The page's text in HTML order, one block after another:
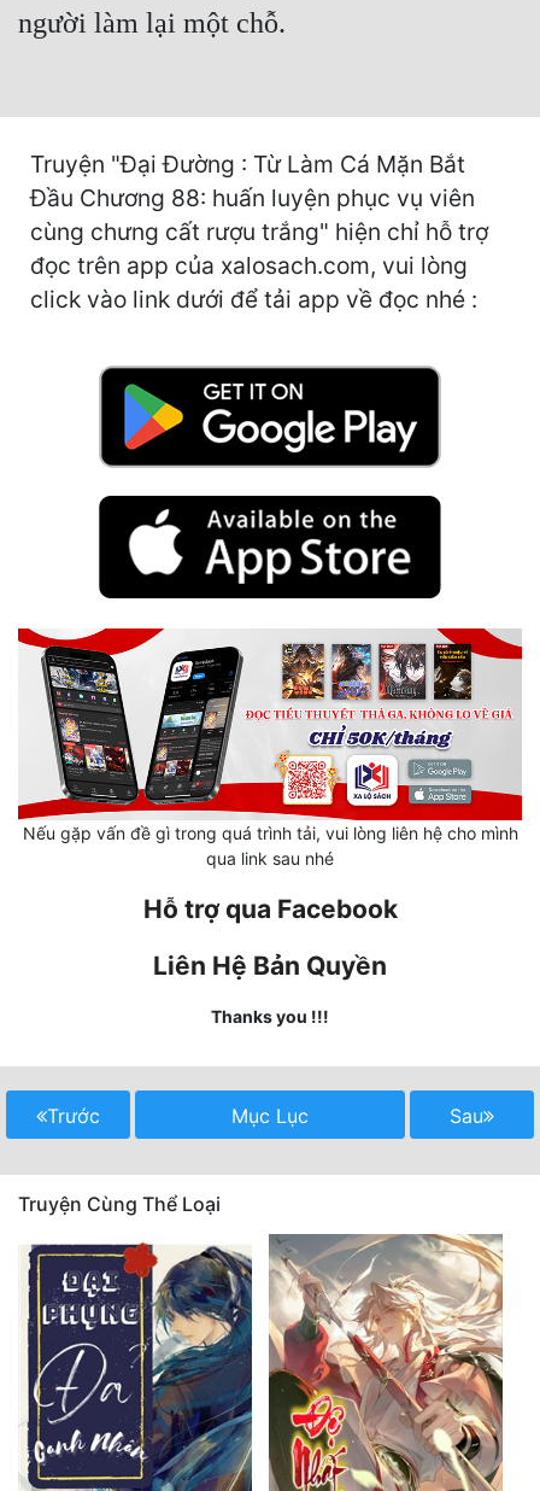
Dị Giới
Góc Nhìn Nam
Góc Nhìn Nữ
Huyền Huyễn
Kinh Dị
Kiếm Hiệp
Kỳ Huyễn
Kỳ Ảo
Mỹ Thực
Ngôn Tình
Nữ Phụ
Phong Thủy - Tâm Linh
Phương Tây
Phản Phái
Quan Trường
người làm lại một chỗ.
Truyện "Đại Đường : Từ Làm Cá Mặn Bắt
Đầu Chương 88: huấn luyện phục vụ viên
cùng chưng cất rượu trắng" hiện chỉ hỗ trợ
đọc trên app của xalosach.com, vui lòng
click vào link dưới để tải app về đọc nhé :
Nếu gặp vấn đề gì trong quá trình tải, vui lòng liên hệ cho mình
qua link sau nhé
Hỗ trợ qua Facebook
Liên Hệ Bản Quyền
Thanks you !!!
Trước Mục Lục Sau
Truyện Cùng Thể Loại